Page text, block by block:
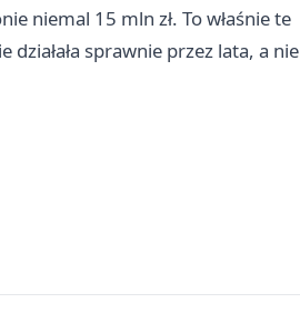
niemal 15 mln zł. To właśnie te
sprawnie przez lata, a nie